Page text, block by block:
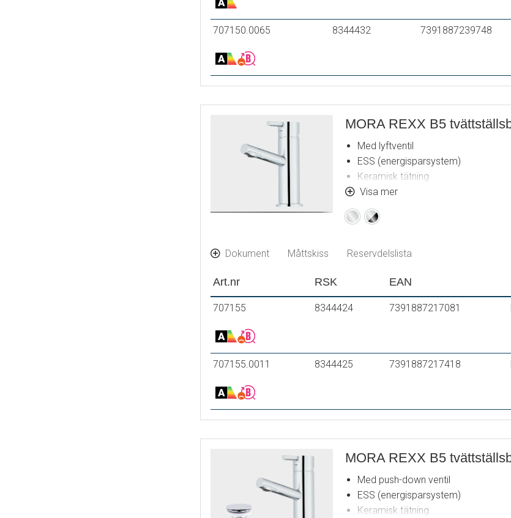
707150.0065 8344432 7391887239748
MORA REXX B5
Med lyftventil
ESS (energisparsystem)
Keramisk tätning
Omställbar flödesbegränsning och
Flexibla anslutningsrör i
Hålmått Ø32-37mm (Ø32-35 mm
Visa mer
KromKrom
Svart
Dokument Måttskiss Reservdelslista
Art.nr RSK EAN
707155 8344424 7391887217081
707155.0011 8344425 7391887217418
MORA REXX B5
Med push-down ventil
ESS (energisparsystem)
Keramisk tätning